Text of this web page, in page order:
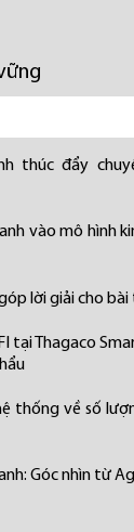
thúc đẩy
vào mô hình
lời giải cho
tại Thagaco
thống về số
Góc nhìn từ